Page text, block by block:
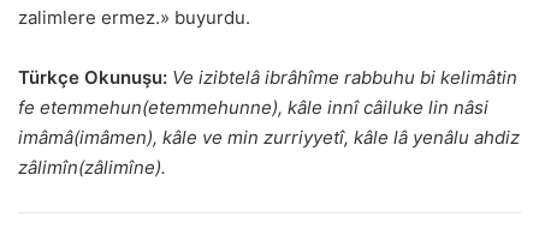
zalimlere ermez.» buyurdu.
Türkçe Okunuşu: Ve izibtelâ ibrâhîme rabbuhu bi kelimâtin
fe etemmehun(etemmehunne), kâle innî câiluke lin nâsi
imâmâ(imâmen), kâle ve min zurriyyetî, kâle lâ yenâlu ahdiz
zâlimîn(zâlimîne).